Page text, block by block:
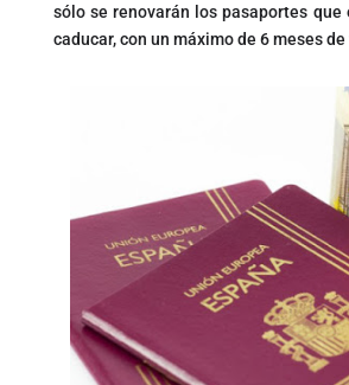
sólo se renovarán los pasaportes que
caducar, con un máximo de 6 meses